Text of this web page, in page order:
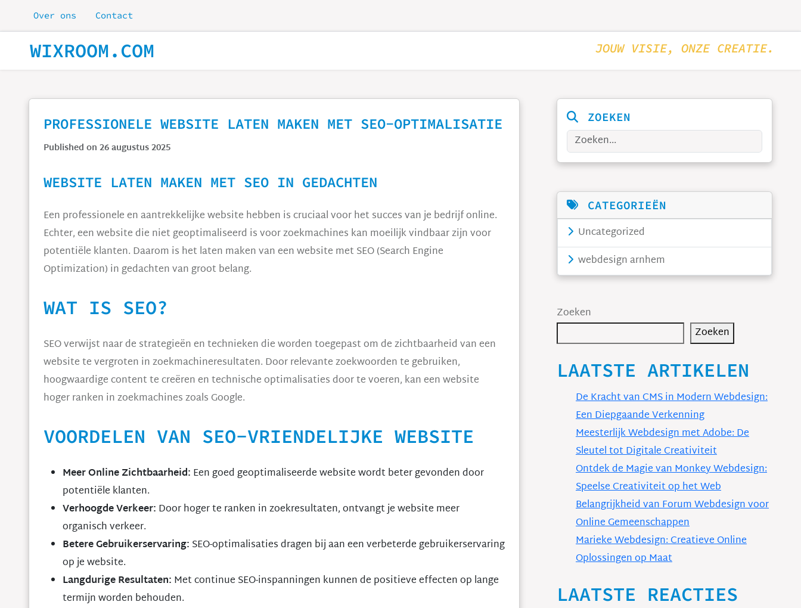
Skip to main content
Over ons Contact
WIXROOM.COM JOUW VISIE, ONZE CREATIE.
PROFESSIONELE WEBSITE LATEN MAKEN MET SEO-OPTIMALISATIE
Published on 26 augustus 2025
WEBSITE LATEN MAKEN MET SEO IN GEDACHTEN
Een professionele en aantrekkelijke website hebben is cruciaal voor het succes van je bedrijf online.
Echter, een website die niet geoptimaliseerd is voor zoekmachines kan moeilijk vindbaar zijn voor
potentiële klanten. Daarom is het laten maken van een website met SEO (Search Engine
Optimization) in gedachten van groot belang.
WAT IS SEO?
SEO verwijst naar de strategieën en technieken die worden toegepast om de zichtbaarheid van een
website te vergroten in zoekmachineresultaten. Door relevante zoekwoorden te gebruiken,
hoogwaardige content te creëren en technische optimalisaties door te voeren, kan een website
hoger ranken in zoekmachines zoals Google.
VOORDELEN VAN SEO-VRIENDELIJKE WEBSITE
Meer Online Zichtbaarheid: Een goed geoptimaliseerde website wordt beter gevonden door
potentiële klanten.
Verhoogde Verkeer: Door hoger te ranken in zoekresultaten, ontvangt je website meer
organisch verkeer.
Betere Gebruikerservaring: SEO-optimalisaties dragen bij aan een verbeterde gebruikerservaring
op je website.
Langdurige Resultaten: Met continue SEO-inspanningen kunnen de positieve effecten op lange
termijn worden behouden.
ZOEKEN
Zoeken
CATEGORIEËN
Uncategorized
webdesign arnhem
Zoeken
Zoeken
LAATSTE ARTIKELEN
De Kracht van CMS in Modern Webdesign:
Een Diepgaande Verkenning
Meesterlijk Webdesign met Adobe: De
Sleutel tot Digitale Creativiteit
Ontdek de Magie van Monkey Webdesign:
Speelse Creativiteit op het Web
Belangrijkheid van Forum Webdesign voor
Online Gemeenschappen
Marieke Webdesign: Creatieve Online
Oplossingen op Maat
LAATSTE REACTIES